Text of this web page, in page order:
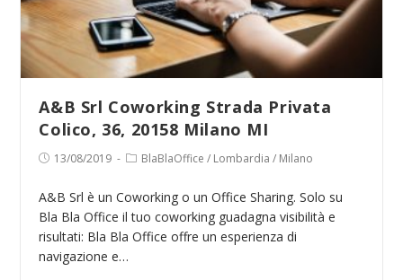
MI
A&B Srl Coworking Strada Privata
Colico, 36, 20158 Milano MI
Publicación
la
entrada:
13/08/2019
Categoría
la
entrada:
BlaBlaOffice / Lombardia / Milano
A&B Srl è un Coworking o un Office Sharing. Solo su
Bla Bla Office il tuo coworking guadagna visibilità e
risultati: Bla Bla Office offre un esperienza di
navigazione e…